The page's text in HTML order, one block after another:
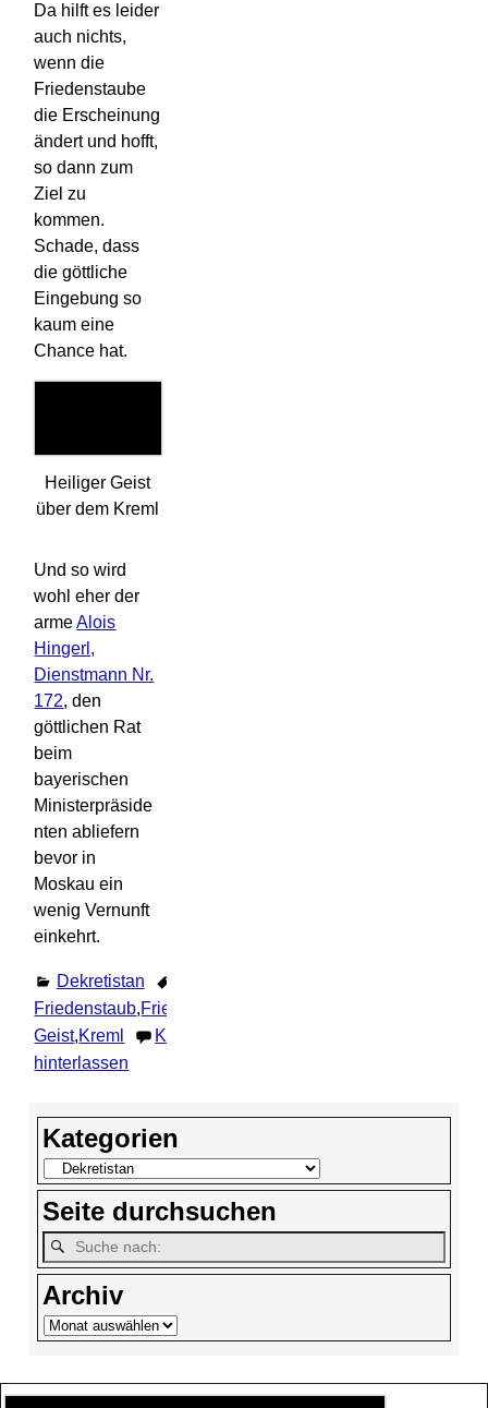
Da hilft es leider
auch nichts,
wenn die
Friedenstaube
die Erscheinung
ändert und hofft,
so dann zum
Ziel zu
kommen.
Schade, dass
die göttliche
Eingebung so
kaum eine
Chance hat.
Heiliger Geist
über dem Kreml
Und so wird
wohl eher der
armeAlois
Hingerl,
Dienstmann Nr.
172, den
göttlichen Rat
beim
bayerischen
Ministerpräside
nten abliefern
bevor in
Moskau ein
wenig Vernunft
einkehrt.
Dekretistan
Friedenstaub,Friend
Geist,Kreml
Kommentar
hinterlassen
Kategorien
Seite durchsuchen
Archiv